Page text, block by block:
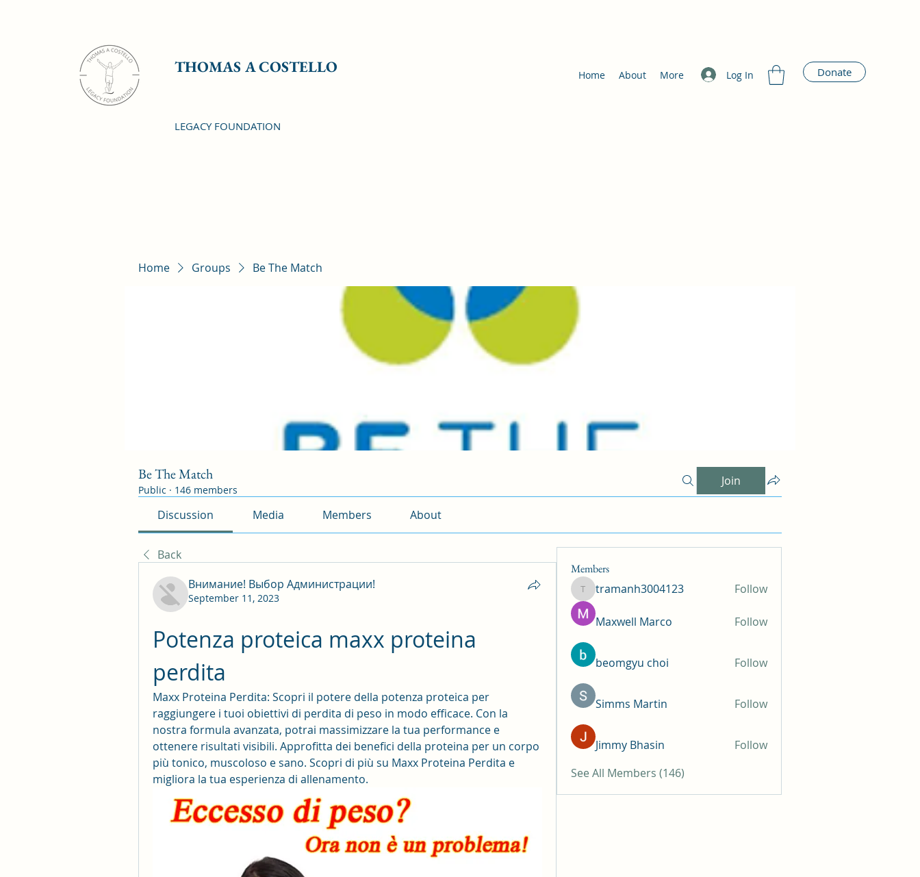
THOMAS A COSTELLO
LEGACY FOUNDATION
Log In
Home About More Donate
Home Groups Be The Match
Be The Match
Public · 146 members
Join
Discussion Media Members About
Back
Внимание! Выбор Администрации!
September 11, 2023
Potenza proteica maxx proteina
perdita
Maxx Proteina Perdita: Scopri il potere della potenza proteica per
raggiungere i tuoi obiettivi di perdita di peso in modo efficace. Con la
nostra formula avanzata, potrai massimizzare la tua performance e
ottenere risultati visibili. Approfitta dei benefici della proteina per un corpo
più tonico, muscoloso e sano. Scopri di più su Maxx Proteina Perdita e
migliora la tua esperienza di allenamento.
Members
tramanh3004123
tramanh3004123 Follow
Maxwell Marco Follow
beomgyu choi Follow
Simms Martin Follow
Jimmy Bhasin
Follow
See All Members (146)